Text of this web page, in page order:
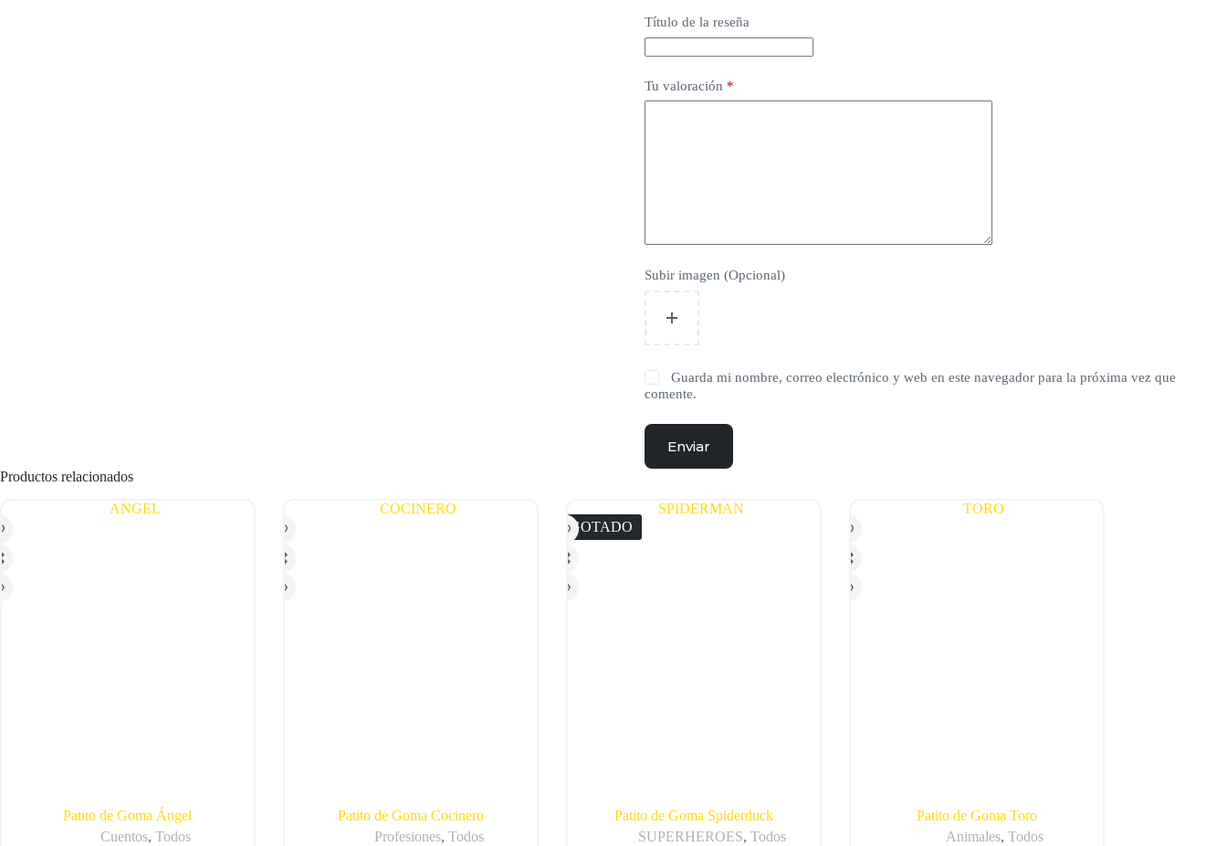
Título de la reseña
Tu valoración *
Subir imagen (Opcional)
Guarda mi nombre, correo electrónico y web en este navegador para la próxima vez que
comente.
Enviar
Productos relacionados
Patito de Goma Ángel
Cuentos,Todos
Patito de Goma Cocinero
Profesiones, Todos
AGOTADO
Patito de Goma Spiderduck
SUPERHEROES, Todos
Patito de Goma Toro
Animales,Todos